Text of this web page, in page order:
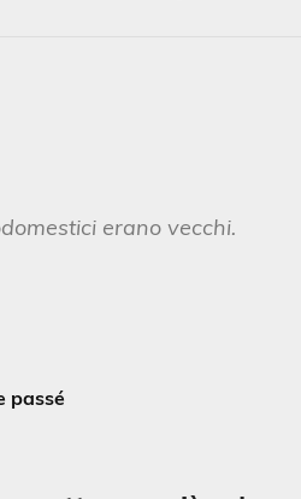
erano vecchi.
passé